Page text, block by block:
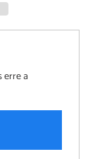
erre a